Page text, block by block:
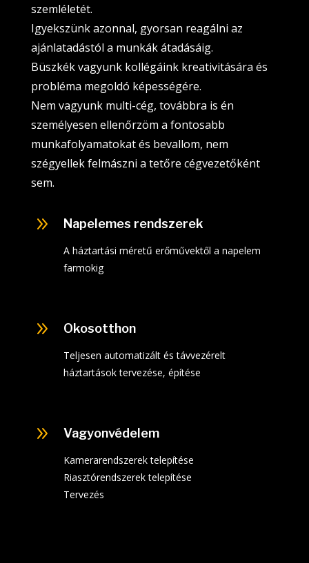
szemléletét.
Igyekszünk azonnal, gyorsan reagálni az
ajánlatadástól a munkák átadásáig.
Büszkék vagyunk kollégáink kreativitására és
probléma megoldó képességére.
Nem vagyunk multi-cég, továbbra is én
személyesen ellenőrzöm a fontosabb
munkafolyamatokat és bevallom, nem
szégyellek felmászni a tetőre cégvezetőként
sem.
9 Napelemes rendszerek
A háztartási méretű erőművektől a napelem
farmokig
9 Okosotthon
Teljesen automatizált és távvezérelt
háztartások tervezése, építése
9 Vagyonvédelem
Kamerarendszerek telepítése
Riasztórendszerek telepítése
Tervezés